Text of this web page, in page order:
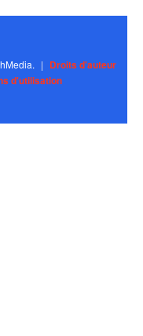
| Droits d'auteur
d'utilisation